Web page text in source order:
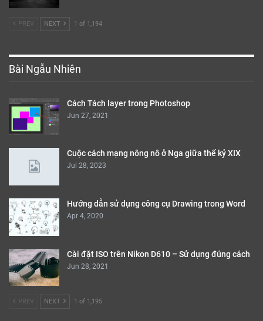
PREV NEXT 1 of 1,194
Bài Ngẫu Nhiên
Cách Tách layer trong Photoshop
Jun 27, 2021
Cuộc cách mạng nông nô ở Nga giữa thế kỷ XIX
Jul 28, 2023
Hướng dẫn sử dụng công cụ Drawing trong Word
Apr 4, 2020
Cài đặt ISO trên Nikon D610 – Sử dụng đúng cách
Jun 28, 2021
PREV NEXT 1 of 1,195